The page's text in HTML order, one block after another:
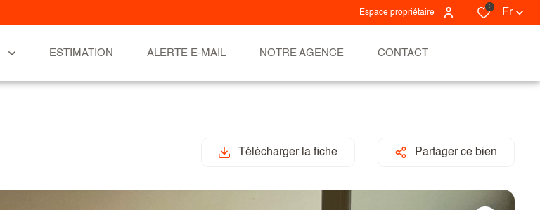
Espace propriétaire
0
Fr
ESTIMATION ALERTE E-MAIL NOTRE AGENCE CONTACT
Télécharger la fiche Partager ce bien